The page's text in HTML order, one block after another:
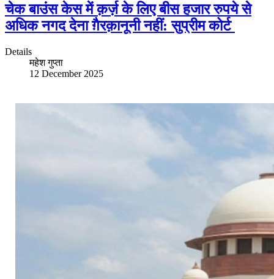
चेक बाउंस केस में क़र्ज़ के लिए बीस हजार रुपये से
अधिक नगद देना ग़ैरक़ानूनी नहीं: सुप्रीम कोर्ट
Details
महेश गुप्ता
12 December 2025